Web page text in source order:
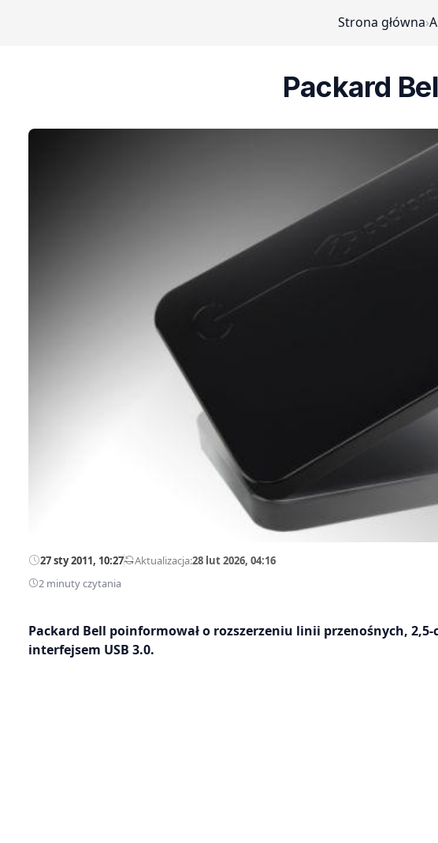
Strona główna›
Packard
27 sty 2011, 10:27—Aktualizacja:28 lut 2026, 04:16
2 minuty czytania
Packard Bell poinformował o rozszerzeniu linii przenośnych,
interfejsem USB 3.0.